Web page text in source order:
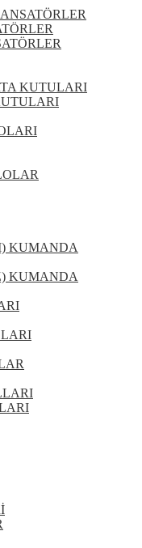
KUTULARI
KUMANDA
KUMANDA